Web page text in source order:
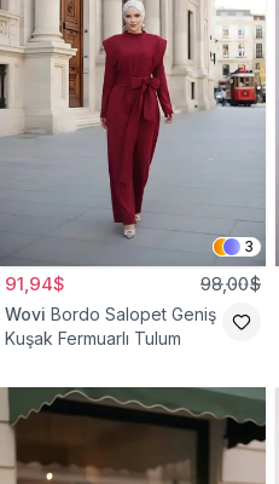
3
91,94$ 98,00$
Wovi Bordo Salopet Geniş
Kuşak Fermuarlı Tulum